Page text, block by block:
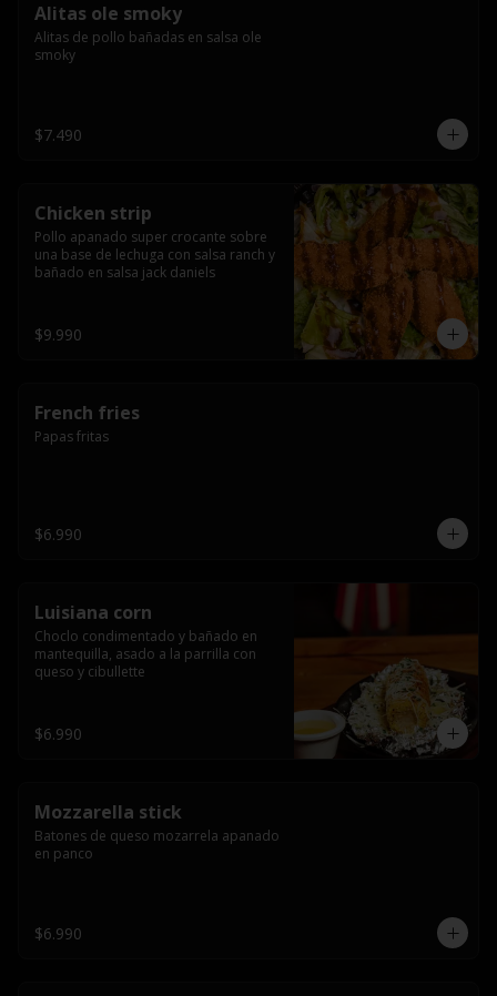
Alitas ole smoky
Alitas de pollo bañadas en salsa ole
smoky
$7.490
Chicken strip
Pollo apanado super crocante sobre
una base de lechuga con salsa ranch y
bañado en salsa jack daniels
$9.990
French fries
Papas fritas
$6.990
Luisiana corn
Choclo condimentado y bañado en
mantequilla, asado a la parrilla con
queso y cibullette
$6.990
Mozzarella stick
Batones de queso mozarrela apanado
en panco
$6.990